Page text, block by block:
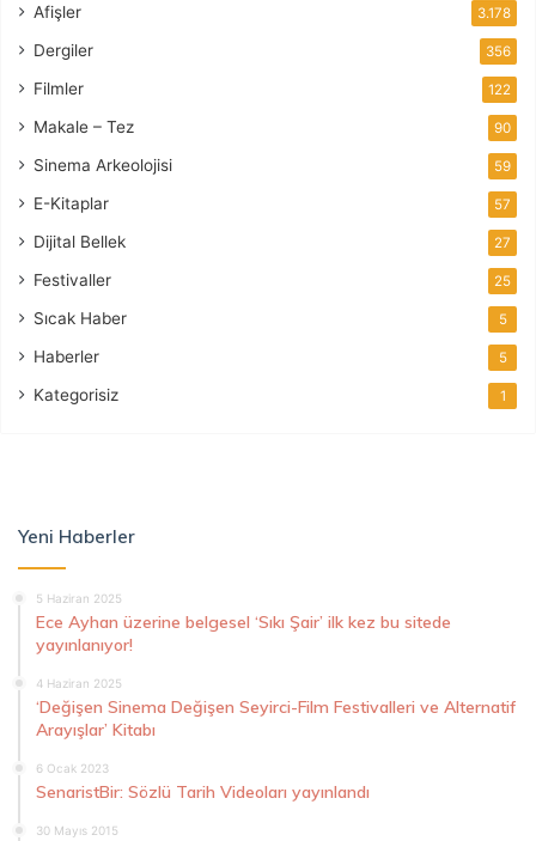
Afişler 3.178
Dergiler 356
Filmler 122
Makale – Tez 90
Sinema Arkeolojisi 59
E-Kitaplar 57
Dijital Bellek 27
Festivaller 25
Sıcak Haber 5
Haberler 5
Kategorisiz 1
Yeni Haberler
5 Haziran 2025
Ece Ayhan üzerine belgesel ‘Sıkı Şair’ ilk kez bu sitede
yayınlanıyor!
4 Haziran 2025
‘Değişen Sinema Değişen Seyirci-Film Festivalleri ve Alternatif
Arayışlar’ Kitabı
6 Ocak 2023
SenaristBir: Sözlü Tarih Videoları yayınlandı
30 Mayıs 2015